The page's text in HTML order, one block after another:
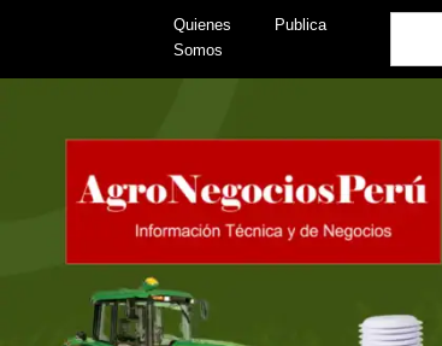
content
Quienes
Somos
Publica